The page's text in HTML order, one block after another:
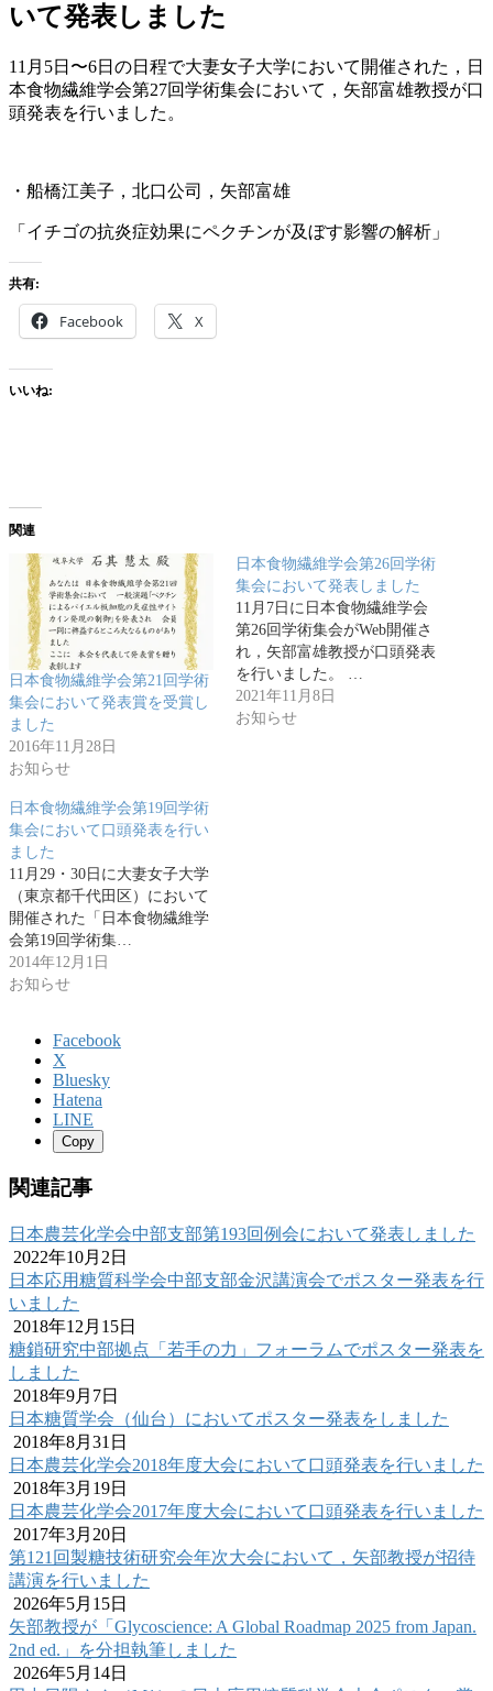
いて発表しました
11月5日〜6日の日程で大妻女子大学において開催された，日
本食物繊維学会第27回学術集会において，矢部富雄教授が口
頭発表を行いました。
・船橋江美子，北口公司，矢部富雄
「イチゴの抗炎症効果にペクチンが及ぼす影響の解析」
共有:
Facebook X
いいね:
関連
日本食物繊維学会第21回学術
集会において発表賞を受賞し
ました
2016年11月28日
お知らせ
日本食物繊維学会第26回学術
集会において発表しました
11月7日に日本食物繊維学会
第26回学術集会がWeb開催さ
れ，矢部富雄教授が口頭発表
を行いました。 …
2021年11月8日
お知らせ
日本食物繊維学会第19回学術
集会において口頭発表を行い
ました
11月29・30日に大妻女子大学
（東京都千代田区）において
開催された「日本食物繊維学
会第19回学術集…
2014年12月1日
お知らせ
Facebook
X
Bluesky
Hatena
LINE
Copy
関連記事
日本農芸化学会中部支部第193回例会において発表しました
2022年10月2日
日本応用糖質科学会中部支部金沢講演会でポスター発表を行
いました
2018年12月15日
糖鎖研究中部拠点「若手の力」フォーラムでポスター発表を
しました
2018年9月7日
日本糖質学会（仙台）においてポスター発表をしました
2018年8月31日
日本農芸化学会2018年度大会において口頭発表を行いました
2018年3月19日
日本農芸化学会2017年度大会において口頭発表を行いました
2017年3月20日
第121回製糖技術研究会年次大会において，矢部教授が招待
講演を行いました
2026年5月15日
矢部教授が「Glycoscience: A Global Roadmap 2025 from Japan.
2nd ed.」を分担執筆しました
2026年5月14日